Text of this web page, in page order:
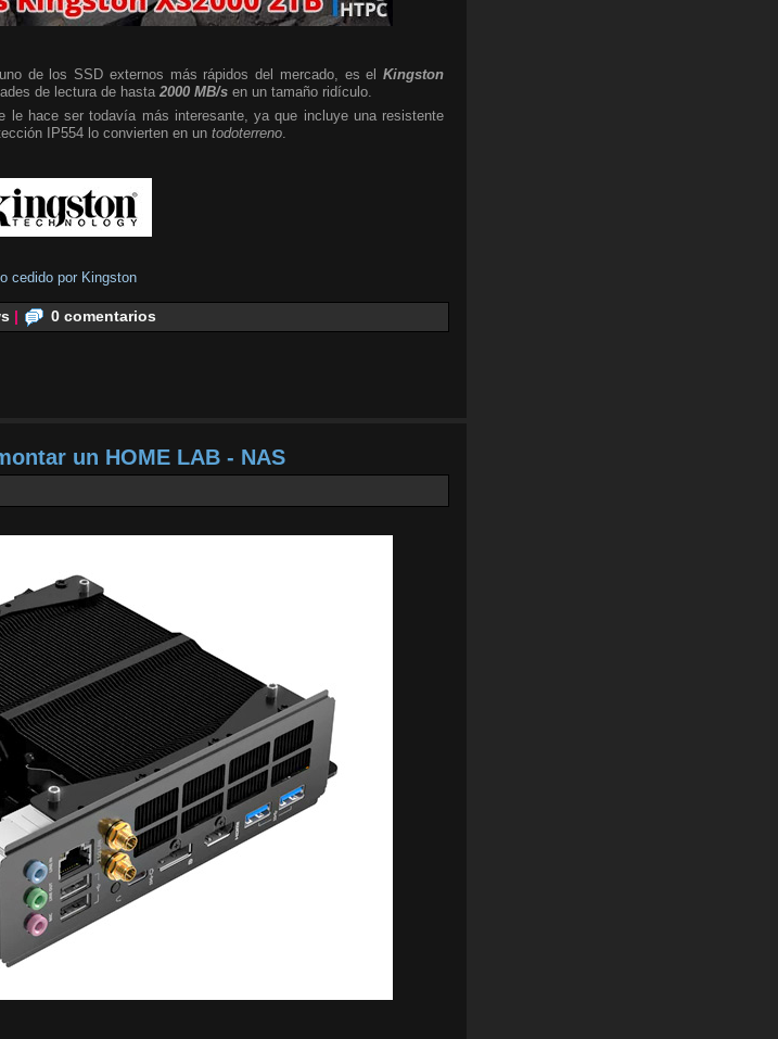
de los SSD externos más rápidos del mercado, es el Kingston
de lectura de hasta 2000 MB/s en un tamaño ridículo.
le hace ser todavía más interesante, ya que incluye una resistente
IP554 lo convierten en un todoterreno.
cedido por Kingston
| 0 comentarios
un HOME LAB - NAS